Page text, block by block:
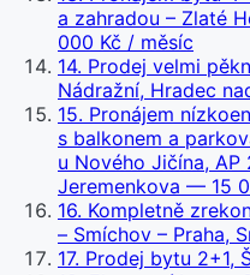
a zahradou – Zlaté
000 Kč / měsíc
14. Prodej velmi
Nádražní, Hradec
15. Pronájem
s balkonem a
u Nového Jičína, AP
Jeremenkova — 15
16. Kompletně
– Smíchov – Praha,
17. Prodej bytu 2+1,